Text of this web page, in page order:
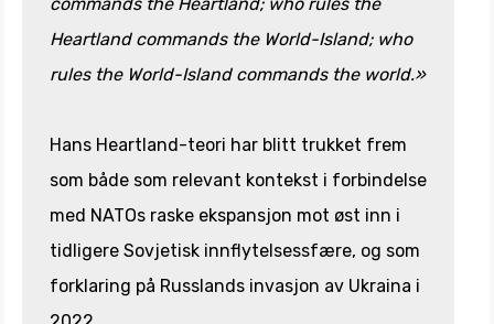
Heartland commands the World-Island; who
rules the World-Island commands the world.»
Hans Heartland-teori har blitt trukket frem
som både som relevant kontekst i forbindelse
med NATOs raske ekspansjon mot øst inn i
tidligere Sovjetisk innflytelsessfære, og som
forklaring på Russlands invasjon av Ukraina i